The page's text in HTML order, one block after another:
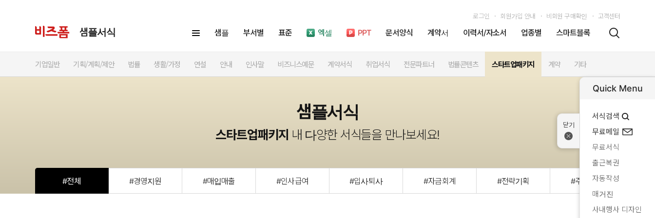
샘플서식 샘플 부서별 표준 엑셀 PPT 문서양식 계약서 이력서/자소서 업종별 스마트블록
로그인 회원가입 안내 비회원 구매확인 고객센터
기업일반 기획/계획/제안 법률 생활/가정 연설 안내 인사말 비즈니스예문 계약서식 취업서식 전문파트너 법률콘텐츠 스타트업패키지 계약 기타
샘플서식
스타트업패키지 내 다양한 서식들을 만나보세요!
#전체 #경영지원 #매입매출 #인사급여 #입사퇴사 #자금회계 #전략기획 #주주총회
Quick Menu
서식검색
무료메일
무료서식
출근복권
자동작성
매거진
사내행사 디자인